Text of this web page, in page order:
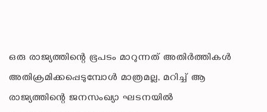
ഒരു രാജ്യത്തിന്റെ ഭൂപടം മാറുന്നത് അതിർത്തികൾ
അതിക്രമിക്കപ്പെടുമ്പോൾ മാത്രമല്ല, മറിച്ച് ആ
രാജ്യത്തിന്റെ ജനസംഖ്യാ ഘടനയിൽ